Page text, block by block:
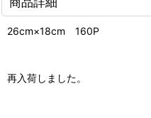
26cm×18cm 160P
再入荷しました。